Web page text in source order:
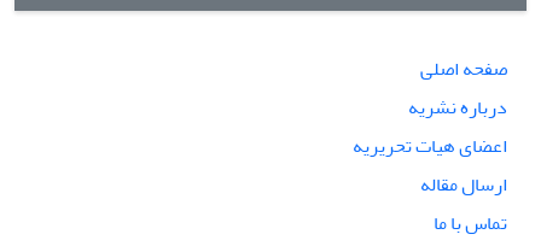
صفحه اصلی
درباره نشریه
اعضای هیات تحریریه
ارسال مقاله
تماس با ما